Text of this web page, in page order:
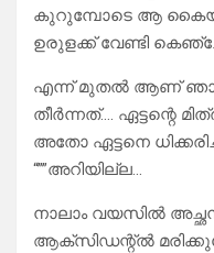
കുറുമ്പോടെ ആ
ഉരുളക്ക്‌ വേണ്ടി
എന്ന് മുതൽ ആണ്
തീർന്നത്…. ഏട്ടന്റെ
അതോ ഏട്ടനെ
“””അറിയില്ല…
നാലാം വയസിൽ
ആക്‌സിഡന്റ്ൽ